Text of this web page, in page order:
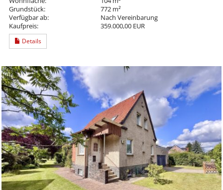
Grundstück:
772 m²
Verfügbar ab:
Nach Vereinbarung
Kaufpreis:
359.000,00 EUR
Details